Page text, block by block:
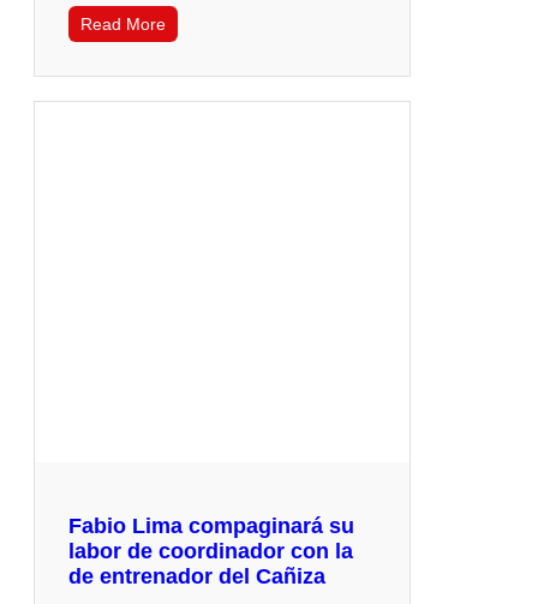
Read More
Fabio Lima compaginará su
labor de coordinador con la
de entrenador del Cañiza